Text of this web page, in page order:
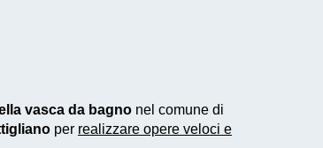
vasca da bagno nel comune di
per realizzare opere veloci e